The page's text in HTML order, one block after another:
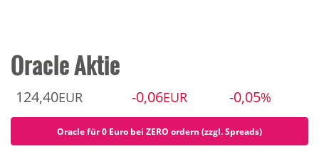
Oracle Aktie
124,40EUR -0,06EUR -0,05%
Oracle für 0 Euro bei ZERO ordern (zzgl. Spreads)